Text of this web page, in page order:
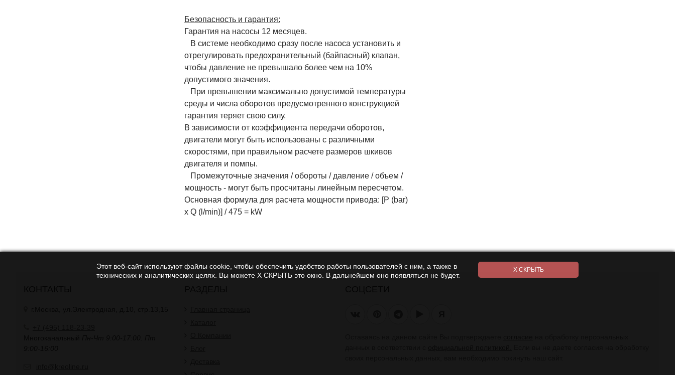
Безопасность и гарантия:
Гарантия на насосы 12 месяцев.
В системе необходимо сразу после насоса установить и
отрегулировать предохранительный (байпасный) клапан,
чтобы давление не превышало более чем на 10%
допустимого значения.
При превышении максимально допустимой температуры
среды и числа оборотов предусмотренного конструкцией
гарантия теряет свою силу.
В зависимости от коэффициента передачи оборотов,
двигатели могут быть использованы с различными
скоростями, при правильном расчете размеров шкивов
двигателя и помпы.
Промежуточные значения / обороты / давление / объем /
мощность - могут быть просчитаны линейным пересчетом.
Основная формула для расчета мощности привода: [P (bar)
x Q (l/min)] / 475 = kW
Этот веб-сайт используют файлы cookie, чтобы обеспечить удобство работы пользователей с ним, а также в
технических и аналитических целях. Вы можете Х СКРЫТЬ это окно. В дальнейшем оно появляться не будет.